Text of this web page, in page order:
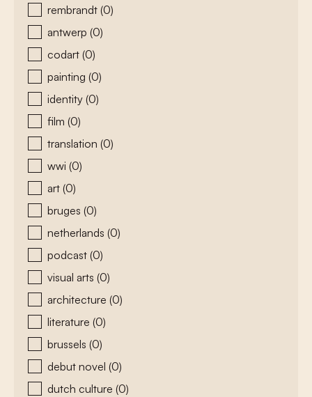
rembrandt (0)
antwerp (0)
codart (0)
painting (0)
identity (0)
film (0)
translation (0)
wwi (0)
art (0)
bruges (0)
netherlands (0)
podcast (0)
visual arts (0)
architecture (0)
literature (0)
brussels (0)
debut novel (0)
dutch culture (0)